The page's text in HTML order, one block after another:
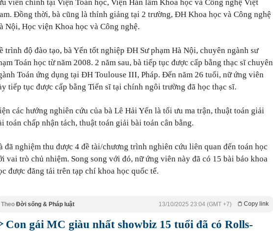
viên chính tại Viện Toán học, Viện Hàn lâm Khoa học và Công nghệ Việt
Đồng thời, bà cũng là thỉnh giảng tại 2 trường, ĐH Khoa học và Công nghệ
Nội, Học viện Khoa học và Công nghệ.
trình độ đào tạo, bà Yến tốt nghiệp ĐH Sư phạm Hà Nội, chuyên ngành sư
Toán học từ năm 2008. 2 năm sau, bà tiếp tục được cấp bằng thạc sĩ chuyên
Toán ứng dụng tại ĐH Toulouse III, Pháp. Đến năm 26 tuổi, nữ ứng viên
tiếp tục được cấp bằng Tiến sĩ tại chính ngôi trường đã học thạc sĩ.
các hướng nghiên cứu của bà Lê Hải Yến là tối ưu ma trận, thuật toán giải
toán chấp nhận tách, thuật toán giải bài toán cân bằng.
đã nghiệm thu được 4 đề tài/chương trình nghiên cứu liên quan đến toán học
vai trò chủ nhiệm. Song song với đó, nữ ứng viên này đã có 15 bài báo khoa
được đăng tải trên tạp chí khoa học quốc tế.
Theo Đời sống & Pháp luật Copy link
13/10/2025 23:04 (GMT +7)
Con gái MC giàu nhất showbiz 15 tuổi đã có Rolls-